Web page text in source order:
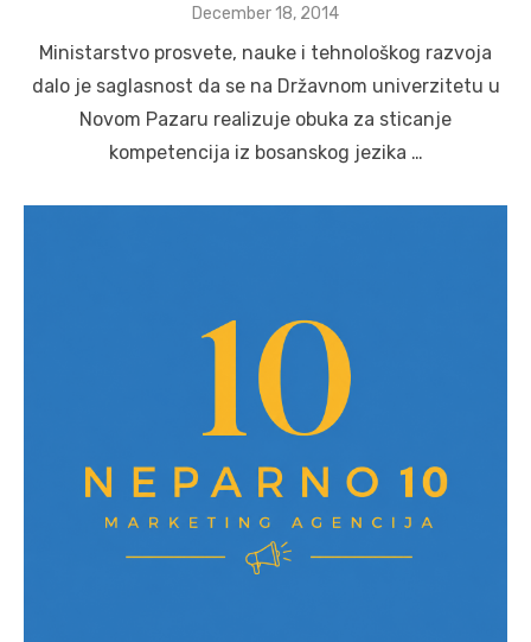
Posted
December 18, 2014
Ministarstvo prosvete, nauke i tehnološkog razvoja
dalo je saglasnost da se na Državnom univerzitetu u
Novom Pazaru realizuje obuka za sticanje
kompetencija iz bosanskog jezika …